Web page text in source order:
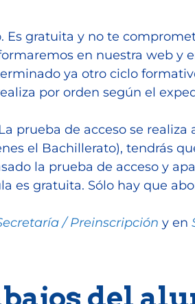
Es gratuita y no te
en nuestra web y
ya otro ciclo
por orden según el
La prueba de acceso se
el Bachillerato), tendrás
la prueba de acceso y
es gratuita. Sólo hay que
/ Preinscripción y en
del